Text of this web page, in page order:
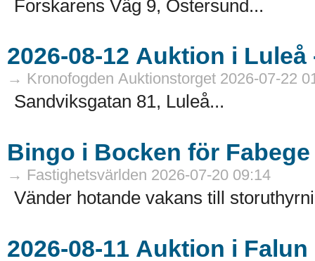
Forskarens Väg 9, Östersund...
→ Kronofogden Auktionstorget 2026-07-22
Sandviksgatan 81, Luleå...
Bingo i Bocken för Fabege
→ Fastighetsvärlden 2026-07-20 09:14
Vänder hotande vakans till